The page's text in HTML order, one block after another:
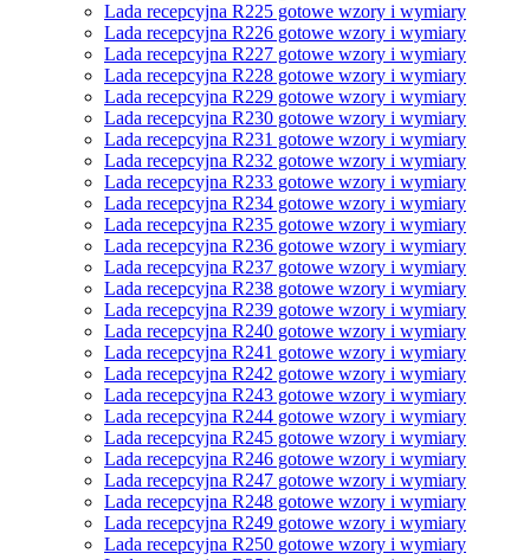
Lada recepcyjna R225 gotowe wzory i wymiary
Lada recepcyjna R226 gotowe wzory i wymiary
Lada recepcyjna R227 gotowe wzory i wymiary
Lada recepcyjna R228 gotowe wzory i wymiary
Lada recepcyjna R229 gotowe wzory i wymiary
Lada recepcyjna R230 gotowe wzory i wymiary
Lada recepcyjna R231 gotowe wzory i wymiary
Lada recepcyjna R232 gotowe wzory i wymiary
Lada recepcyjna R233 gotowe wzory i wymiary
Lada recepcyjna R234 gotowe wzory i wymiary
Lada recepcyjna R235 gotowe wzory i wymiary
Lada recepcyjna R236 gotowe wzory i wymiary
Lada recepcyjna R237 gotowe wzory i wymiary
Lada recepcyjna R238 gotowe wzory i wymiary
Lada recepcyjna R239 gotowe wzory i wymiary
Lada recepcyjna R240 gotowe wzory i wymiary
Lada recepcyjna R241 gotowe wzory i wymiary
Lada recepcyjna R242 gotowe wzory i wymiary
Lada recepcyjna R243 gotowe wzory i wymiary
Lada recepcyjna R244 gotowe wzory i wymiary
Lada recepcyjna R245 gotowe wzory i wymiary
Lada recepcyjna R246 gotowe wzory i wymiary
Lada recepcyjna R247 gotowe wzory i wymiary
Lada recepcyjna R248 gotowe wzory i wymiary
Lada recepcyjna R249 gotowe wzory i wymiary
Lada recepcyjna R250 gotowe wzory i wymiary